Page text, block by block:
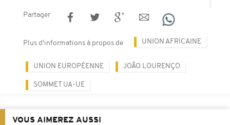
Partager
Plus d'informations à propos de UNION AFRICAINE
UNION EUROPÉENNE JOÃO LOURENÇO
SOMMET UA-UE
VOUS AIMEREZ AUSSI